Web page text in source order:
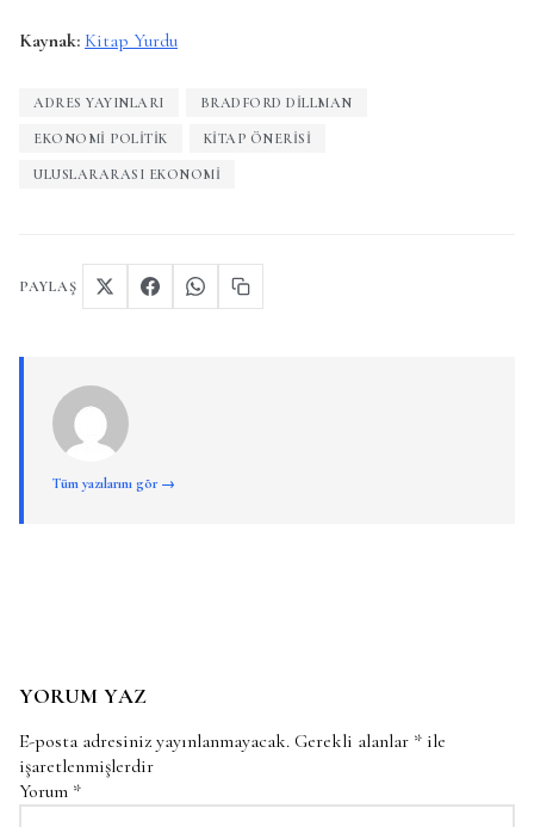
Kaynak: Kitap Yurdu
ADRES YAYINLARI BRADFORD DILLMAN
EKONOMI POLITIK KITAP ÖNERISI
ULUSLARARASI EKONOMI
PAYLAŞ
Tüm yazılarını gör →
YORUM YAZ
E-posta adresiniz yayınlanmayacak. Gerekli alanlar * ile
işaretlenmişlerdir
Yorum *